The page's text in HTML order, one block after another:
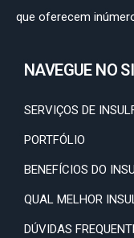
que oferecem
NAVEGUE NO
SERVIÇOS DE
PORTFÓLIO
BENEFÍCIOS DO
QUAL MELHOR
DÚVIDAS